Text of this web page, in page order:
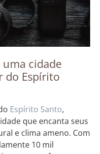
uma cidade
do Espírito
Espírito Santo,
que encanta seus
e clima ameno. Com
10 mil